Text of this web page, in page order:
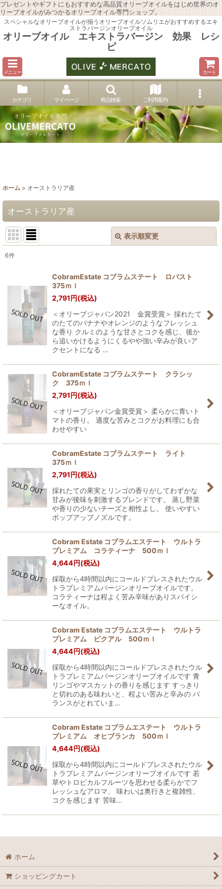
プレゼントやギフトにもおすすめな高品質オリーブオイルをはじめ世界のオ
リーブオイルがみつかるオリーブオイル専門ショップ。
スペシャルなオリーブオイルが揃うオリーブオイルソムリエがおすすめするエキ
ストラバージンオリーブオイル
オリーブオイル エキストラバージン 効果 レシ
ピ
メニュー カート
カテゴリ マイページ 商品検索 ご利用案内
ホーム > オーストラリア産
オーストラリア産
表示順変更
並び順:
絞り込む
6件
CobramEstate コブラムステート ロバスト
375ｍｌ
2,791円(税込)
＜オリーブジャパン2021 金賞受賞＞ 採れたて
のたてのバナナやオレンジのようなフレッシュ
な香り クルミのような甘さとコクを感じ、後か
ら追いかけるようにくるやや強い辛みが良いア
クセントになる …
CobramEstate コブラムステート クラシッ
ク 375ｍｌ
2,791円(税込)
＜オリーブジャパン金賞受賞＞ 柔らかに青いト
マトの香り。 適度な苦みとコクがお料理にも合
わせやすい
CobramEstate コブラムステート ライト
375ｍｌ
2,791円(税込)
採れたての果実とリンゴの香りがしてわずかな
甘みが後味を刺激するブレンドです。 蒸し野菜
や香りの少ないチーズと相性よし。 使いやすい
ポップアップノズルです。
Cobram Estate コブラムエステート ウルトラ
プレミアム コラティーナ 500ｍｌ
4,644円(税込)
採取から4時間以内にコールドプレスされたウル
トラプレミアムバージンオリーブオイルです。
コラティーナは程よく苦み辛味がありスパイシ
ーなオイル。
Cobram Estate コブラムエステート ウルトラ
プレミアム ピクアル 500ｍｌ
4,644円(税込)
採取から4時間以内にコールドプレスされたウル
トラプレミアムバージンオリーブオイルです 青
リンゴやマスカットの香りを感じます すっきり
と切れのある味わいと、程よい苦みと辛みの バ
ランスがとれていま…
Cobram Estate コブラムエステート ウルトラ
プレミアム オヒブランカ 500ｍｌ
4,644円(税込)
採取から4時間以内にコールドプレスされたウル
トラプレミアムバージンオリーブオイルです 若
草やトロピカルフルーツを思わせる柔らかでフ
レッシュなアロマ、 味わいは奥行きと複雑性、
コクを感じます 苦味…
ホーム
ショッピングカート